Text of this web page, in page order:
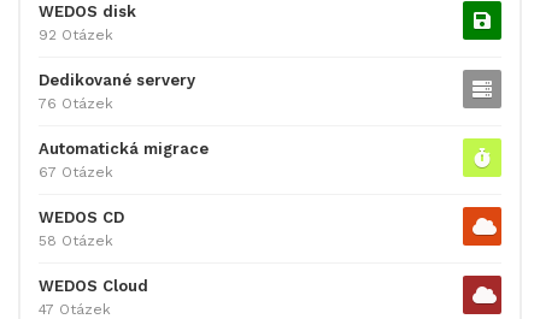
WEDOS disk
92 Otázek
Dedikované servery
76 Otázek
Automatická migrace
67 Otázek
WEDOS CD
58 Otázek
WEDOS Cloud
47 Otázek